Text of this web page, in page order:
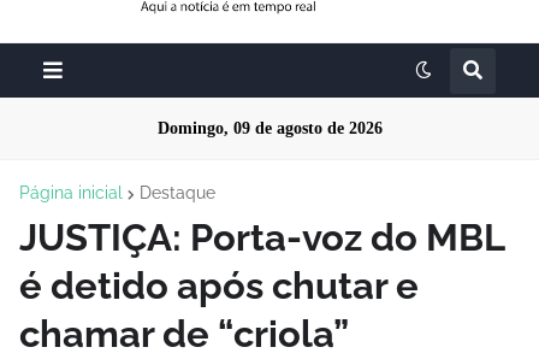
Domingo, 09 de agosto de 2026
Página inicial Destaque
JUSTIÇA: Porta-voz do MBL
é detido após chutar e
chamar de “criola”